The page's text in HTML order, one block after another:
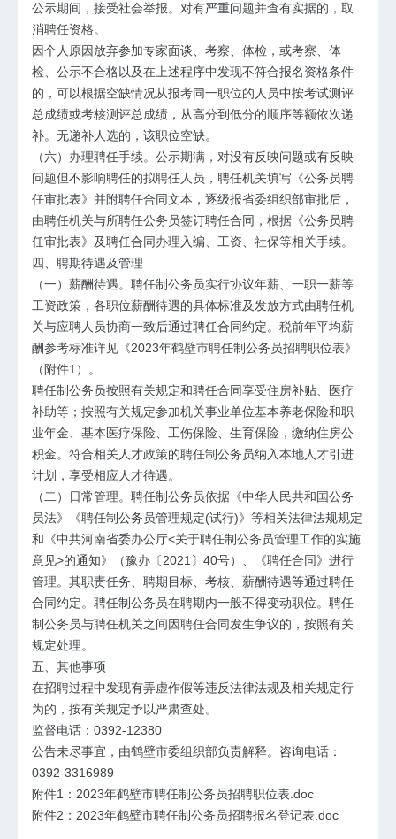
公示期间，接受社会举报。对有严重问题并查有实据的，取
消聘任资格。
因个人原因放弃参加专家面谈、考察、体检，或考察、体
检、公示不合格以及在上述程序中发现不符合报名资格条件
的，可以根据空缺情况从报考同一职位的人员中按考试测评
总成绩或考核测评总成绩，从高分到低分的顺序等额依次递
补。无递补人选的，该职位空缺。
（六）办理聘任手续。公示期满，对没有反映问题或有反映
问题但不影响聘任的拟聘任人员，聘任机关填写《公务员聘
任审批表》并附聘任合同文本，逐级报省委组织部审批后，
由聘任机关与所聘任公务员签订聘任合同，根据《公务员聘
任审批表》及聘任合同办理入编、工资、社保等相关手续。
四、聘期待遇及管理
（一）薪酬待遇。聘任制公务员实行协议年薪、一职一薪等
工资政策，各职位薪酬待遇的具体标准及发放方式由聘任机
关与应聘人员协商一致后通过聘任合同约定。税前年平均薪
酬参考标准详见《2023年鹤壁市聘任制公务员招聘职位表》
（附件1）。
聘任制公务员按照有关规定和聘任合同享受住房补贴、医疗
补助等；按照有关规定参加机关事业单位基本养老保险和职
业年金、基本医疗保险、工伤保险、生育保险，缴纳住房公
积金。符合相关人才政策的聘任制公务员纳入本地人才引进
计划，享受相应人才待遇。
（二）日常管理。聘任制公务员依据《中华人民共和国公务
员法》《聘任制公务员管理规定(试行)》等相关法律法规规定
和《中共河南省委办公厅<关于聘任制公务员管理工作的实施
意见>的通知》（豫办〔2021〕40号）、《聘任合同》进行
管理。其职责任务、聘期目标、考核、薪酬待遇等通过聘任
合同约定。聘任制公务员在聘期内一般不得变动职位。聘任
制公务员与聘任机关之间因聘任合同发生争议的，按照有关
规定处理。
五、其他事项
在招聘过程中发现有弄虚作假等违反法律法规及相关规定行
为的，按有关规定予以严肃查处。
监督电话：0392-12380
公告未尽事宜，由鹤壁市委组织部负责解释。咨询电话：
0392-3316989
附件1：2023年鹤壁市聘任制公务员招聘职位表.doc
附件2：2023年鹤壁市聘任制公务员招聘报名登记表.doc